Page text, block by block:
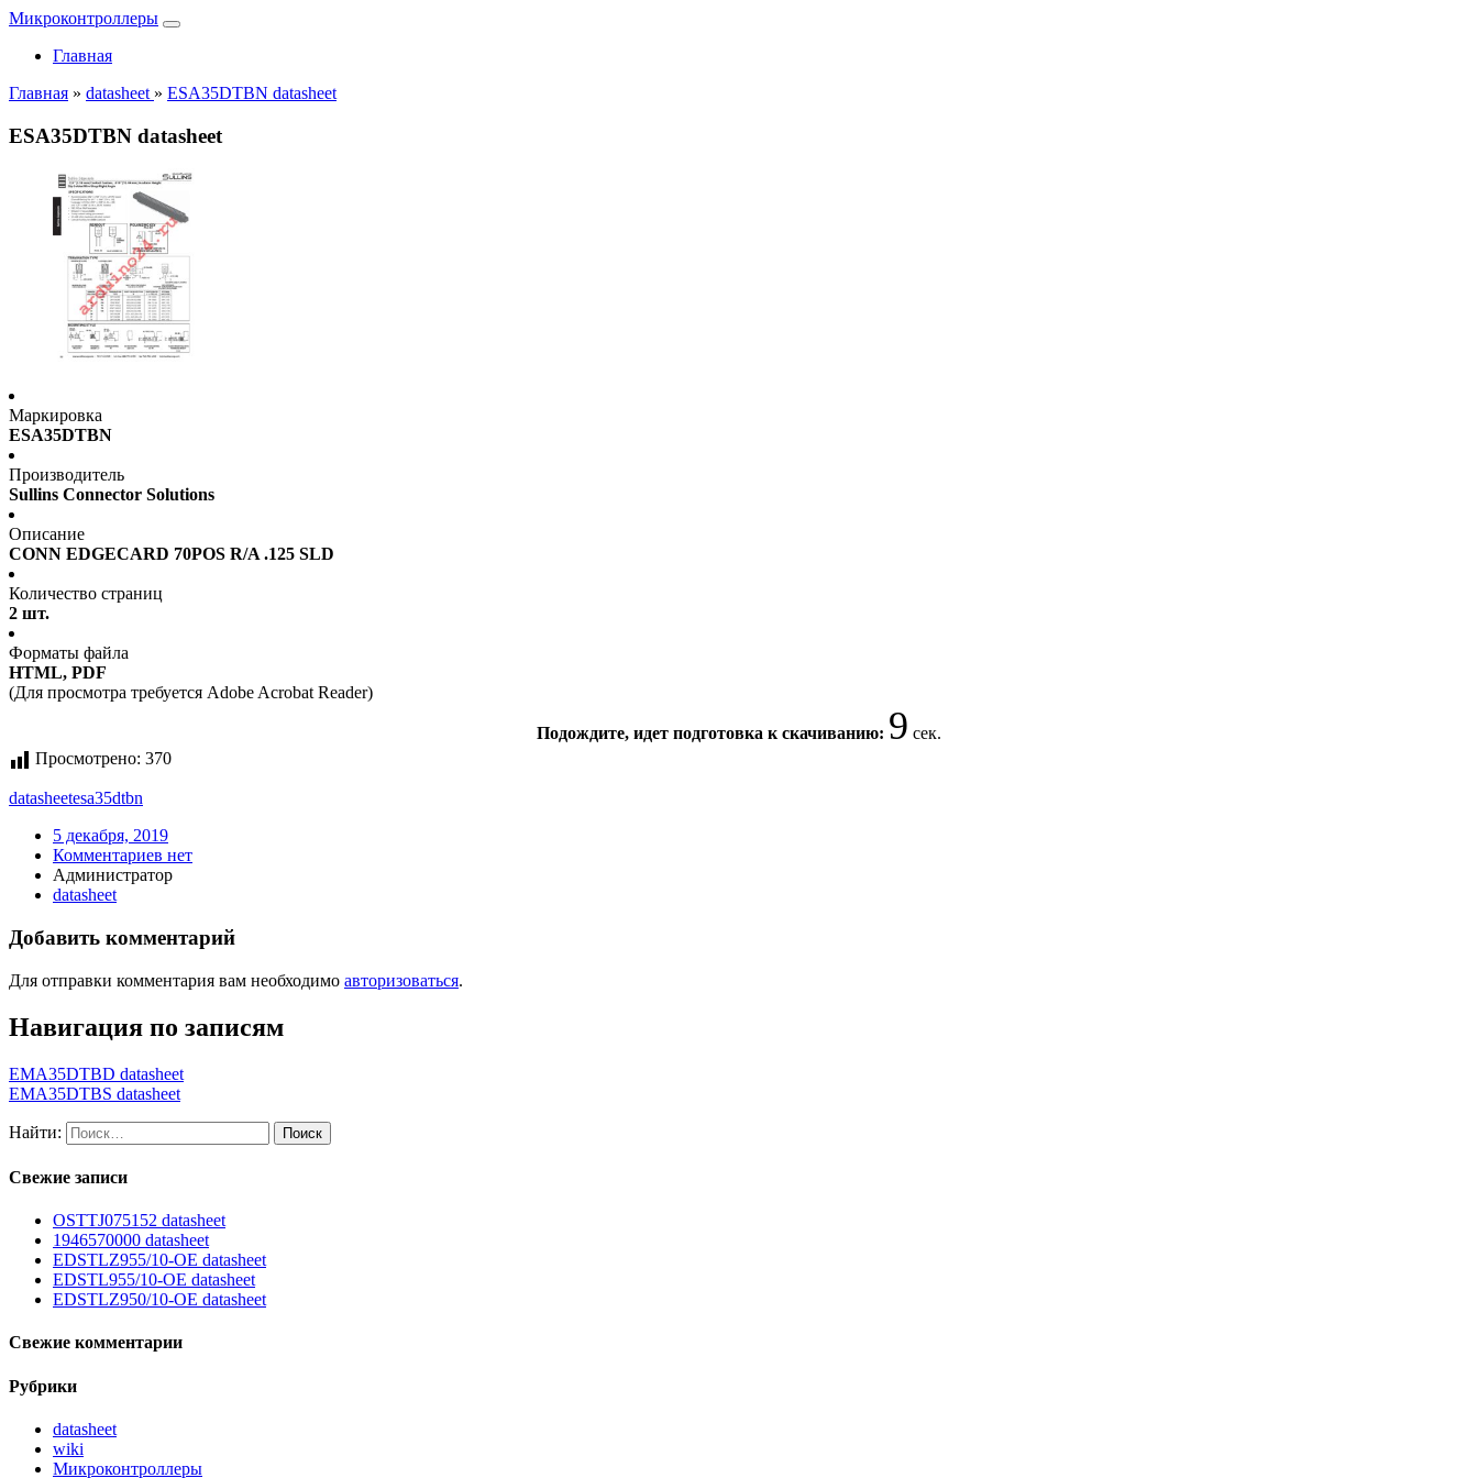
Микроконтроллеры
Главная
Главная » datasheet » ESA35DTBN datasheet
ESA35DTBN datasheet
Маркировка
ESA35DTBN
Производитель
Sullins Connector Solutions
Описание
CONN EDGECARD 70POS R/A .125 SLD
Количество страниц
2 шт.
Форматы файла
HTML, PDF
(Для просмотра требуется Adobe Acrobat Reader)
Подождите, идет подготовка к скачиванию: 9 сек.
Просмотрено: 370
datasheetesa35dtbn
5 декабря, 2019
Комментариев нет
Администратор
datasheet
Добавить комментарий
Для отправки комментария вам необходимо авторизоваться.
Навигация по записям
EMA35DTBD datasheet
EMA35DTBS datasheet
Найти:
Свежие записи
OSTTJ075152 datasheet
1946570000 datasheet
EDSTLZ955/10-OE datasheet
EDSTL955/10-OE datasheet
EDSTLZ950/10-OE datasheet
Свежие комментарии
Рубрики
datasheet
wiki
Микроконтроллеры